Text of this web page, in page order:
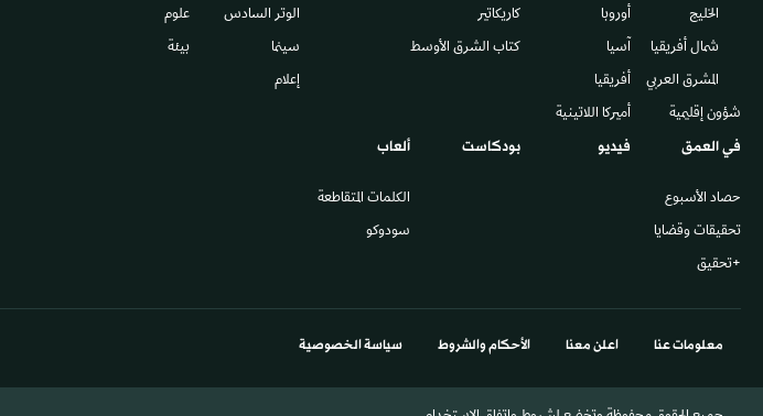
الخليج
شمال أفريقيا
المشرق العربي
شؤون إقليمية
أوروبا
آسيا
أفريقيا
أميركا اللاتينية
كاريكاتير
كتاب الشرق الأوسط
الوتر السادس​
سينما
إعلام
علوم
بيئة
في العمق
حصاد الأسبوع
تحقيقات وقضايا
+تحقيق
فيديو بودكاست ألعاب
الكلمات المتقاطعة
سودوكو
معلومات عنا اعلن معنا الأحكام والشروط سياسة الخصوصية